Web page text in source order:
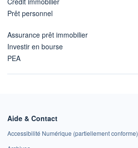
Prêt personnel
Assurance prêt immobilier
Investir en bourse
PEA
Aide & Contact
Accessibilité Numérique (partiellement conforme)